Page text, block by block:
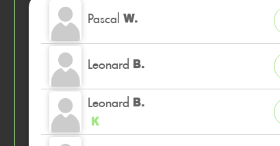
Pascal W.
Leonard B.
Leonard B.
K